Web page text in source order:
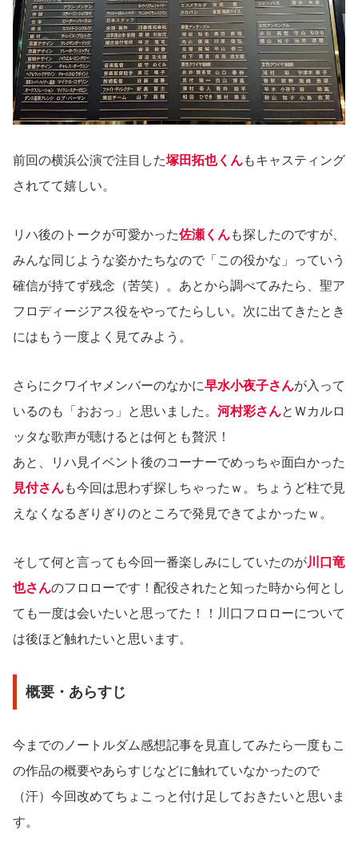
前回の横浜公演で注目した塚田拓也くんもキャスティング
されてて嬉しい。
リハ後のトークが可愛かった佐瀬くんも探したのですが、
みんな同じような姿かたちなので「この役かな」っていう
確信が持てず残念（苦笑）。あとから調べてみたら、聖ア
フロディージアス役をやってたらしい。次に出てきたとき
にはもう一度よく見てみよう。
さらにクワイヤメンバーのなかに早水小夜子さんが入って
いるのも「おおっ」と思いました。 河村彩さんとＷカルロ
ッタな歌声が聴けるとは何とも贅沢！
あと、リハ見イベント後のコーナーでめっちゃ面白かった
見付さんも今回は思わず探しちゃったｗ。ちょうど柱で見
えなくなるぎりぎりのところで発見できてよかったｗ。
そして何と言っても今回一番楽しみにしていたのが川口竜
也さんのフロローです！配役されたと知った時から何とし
ても一度は会いたいと思ってた！！川口フロローについて
は後ほど触れたいと思います。
概要・あらすじ
今までのノートルダム感想記事を見直してみたら一度もこ
の作品の概要やあらすじなどに触れていなかったので
（汗）今回改めてちょこっと付け足しておきたいと思いま
す。